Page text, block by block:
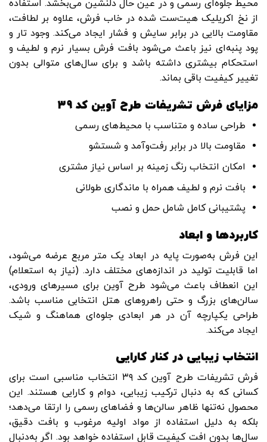
محیط جلوه‌ای رسمی و در عین حال دلنشین می‌بخشد. استفاده
از نخ اکریلیک هیت‌ست شده در خاب فرش، علاوه بر لطافت،
مقاومت بالایی در برابر سایش و فشار ایجاد می‌کند. وجود تار و
پود پنبه‌ای نیز باعث می‌شود بافت فرش بسیار نرم و لطیف و
استحکام بیشتری داشته باشد و برای سال‌های متوالی بدون
تغییر کیفیت باقی بماند.
مزایای فرش تشریفات طرح آوین کد ۳۹
طراحی ساده و متناسب با محیط‌های رسمی
مقاومت بالا در برابر رفت‌وآمد و شستشو
امکان انتخاب رنگ زمینه بر اساس نیاز مشتری
بافت نرم و لطیف همراه با ماندگاری طولانی
پشتیبانی کامل شامل حمل و نصب
کاربردها و ابعاد
این فرش به‌صورت پایه در ابعاد یک متر مربع عرضه می‌شود،
اما قابلیت تولید در اندازه‌های مختلف دارد. (نیاز به استعلام)
این انعطاف باعث می‌شود طرح آوین برای مسیرهای ورودی،
سالن‌های بزرگ و حتی راهروهای هتل انتخابی مناسب باشد.
طراحی یکپارچه آن در هر ابعادی جلوه‌ای هماهنگ و شیک
ایجاد می‌کند.
انتخاب زیبایی در کنار کارایی
فرش تشریفات طرح آوین کد ۳۹ انتخاب مناسبی است برای
کسانی که به دنبال ترکیب زیبایی، دوام و کارایی هستند. این
محصول نه‌تنها ظاهر سالن‌ها و فضاهای رسمی را ارتقا می‌دهد؛
بلکه به دلیل استفاده از مواد اولیه مرغوب و بافت دقیق،
سال‌ها بدون افت کیفیت قابل استفاده خواهد بود. اگر به‌دنبال